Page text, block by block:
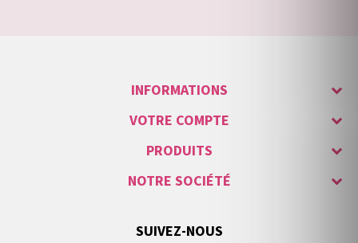
INFORMATIONS
VOTRE COMPTE
PRODUITS
NOTRE SOCIÉTÉ
SUIVEZ-NOUS